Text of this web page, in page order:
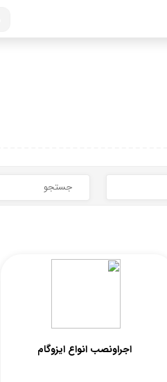
اجراونصب انواع ایزوگام